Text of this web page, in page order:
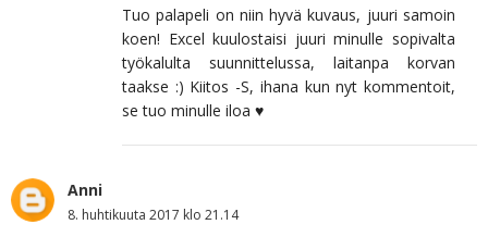
Tuo palapeli on niin hyvä kuvaus, juuri samoin
koen! Excel kuulostaisi juuri minulle sopivalta
työkalulta suunnittelussa, laitanpa korvan
taakse :) Kiitos -S, ihana kun nyt kommentoit,
se tuo minulle iloa ♥
Anni
8. huhtikuuta 2017 klo 21.14